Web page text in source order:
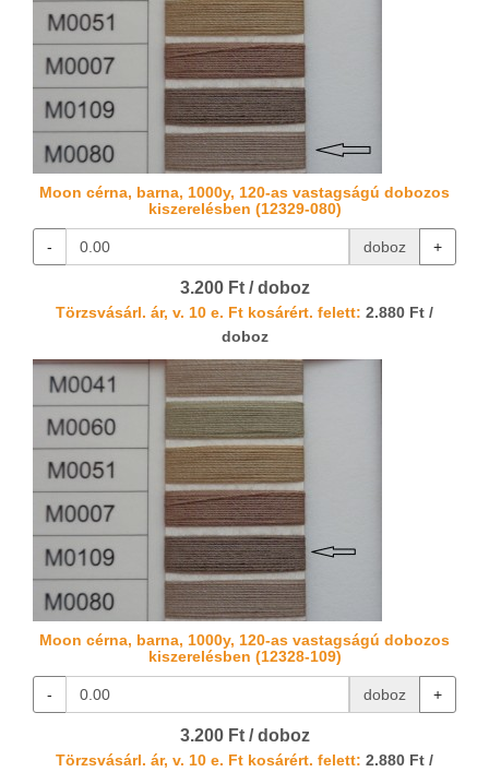
Moon cérna, barna, 1000y, 120-as vastagságú dobozos
kiszerelésben (12329-080)
- doboz +
3.200 Ft / doboz
Törzsvásárl. ár, v. 10 e. Ft kosárért. felett: 2.880 Ft /
doboz
Moon cérna, barna, 1000y, 120-as vastagságú dobozos
kiszerelésben (12328-109)
- doboz +
3.200 Ft / doboz
Törzsvásárl. ár, v. 10 e. Ft kosárért. felett: 2.880 Ft /